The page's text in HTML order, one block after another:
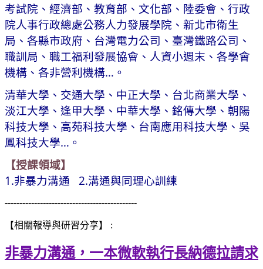
考試院、經濟部、教育部、文化部、陸委會、行政
院人事行政總處公務人力發展學院、新北市衛生
局、各縣市政府、台灣電力公司、臺灣鐵路公司、
職訓局、職工福利發展協會、人資小週末、各學會
機構、各非營利機構…。
清華大學、交通大學、中正大學、台北商業大學、
淡江大學、逢甲大學、中華大學、銘傳大學、朝陽
科技大學、高苑科技大學、台南應用科技大學、吳
鳳科技大學…。
【授課領域】
1.非暴力溝通 2.溝通與同理心訓練
---------------------------------------------
【相關報導與研習分享】 :
非暴力溝通，一本微軟執行長納德拉請求